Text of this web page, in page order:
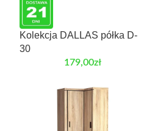
Kolekcja DALLAS półka D-
30
179,00zł